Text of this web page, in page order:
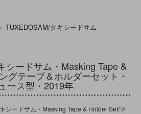
> TUXEDOSAM/タキシードサム
シードサム・Masking Tape &
グテープ＆ホルダーセット・
ース型・2019年
シードサム・Masking Tape & Holder Set/マ